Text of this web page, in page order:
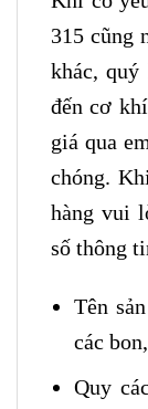
315 cũng
khác,
đến cơ
giá qua
chóng.
hàng vui
số thông
Tên
các
Quy